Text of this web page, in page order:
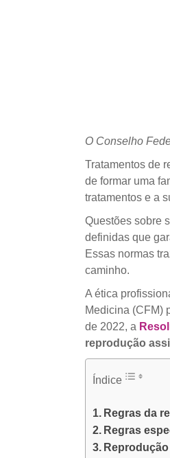
O Conselho
Tratamentos de
de formar uma
tratamentos e a
Questões sobre
definidas que
Essas normas
caminho.
A ética
Medicina (CFM)
de 2022, a
reprodução
Índice
Regras da
Regras